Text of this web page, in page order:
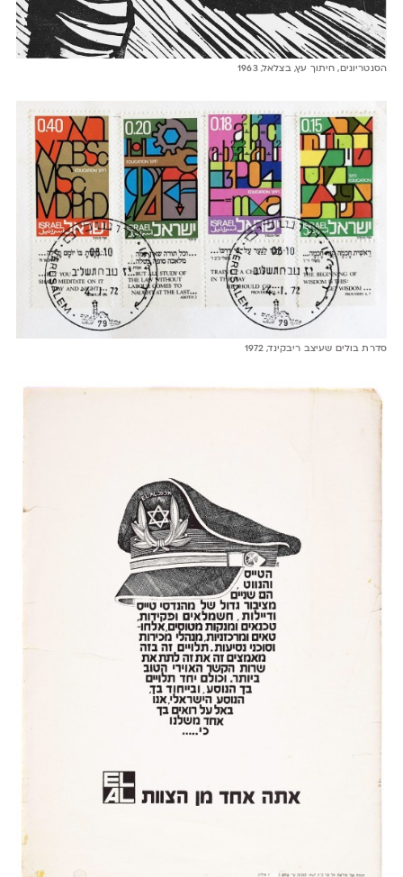
הסנטריונים, חיתוך עץ, בצלאל, 1963
סדרת בולים שעיצב ריבקינד, 1972